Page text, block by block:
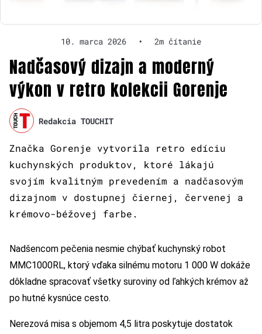
10. marca 2026 • 2m čítanie
Nadčasový dizajn a moderný
výkon v retro kolekcii Gorenje
Redakcia TOUCHIT
Značka Gorenje vytvorila retro edíciu
kuchynských produktov, ktoré lákajú
svojím kvalitným prevedením a nadčasovým
dizajnom v dostupnej čiernej, červenej a
krémovo-béžovej farbe.
Nadšencom pečenia nesmie chýbať kuchynský robot
MMC1000RL, ktorý vďaka silnému motoru 1 000 W dokáže
dôkladne spracovať všetky suroviny od ľahkých krémov až
po hutné kysnúce cesto.
Nerezová misa s objemom 4,5 litra poskytuje dostatok